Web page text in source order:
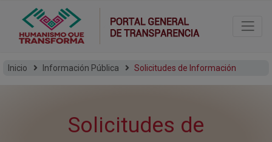
Inicio Información Pública Solicitudes de Información
Solicitudes de